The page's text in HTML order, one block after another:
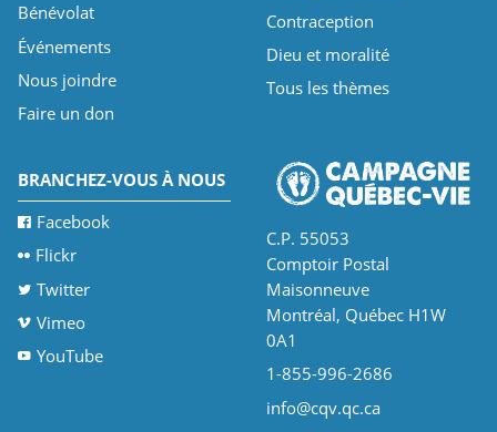
Bénévolat
Événements
Nous joindre
Faire un don
Contraception
Dieu et moralité
Tous les thèmes
BRANCHEZ-VOUS À NOUS
Facebook
Flickr
Twitter
Vimeo
YouTube
C.P. 55053
Comptoir Postal
Maisonneuve
Montréal, Québec H1W
0A1
1-855-996-2686
info@cqv.qc.ca